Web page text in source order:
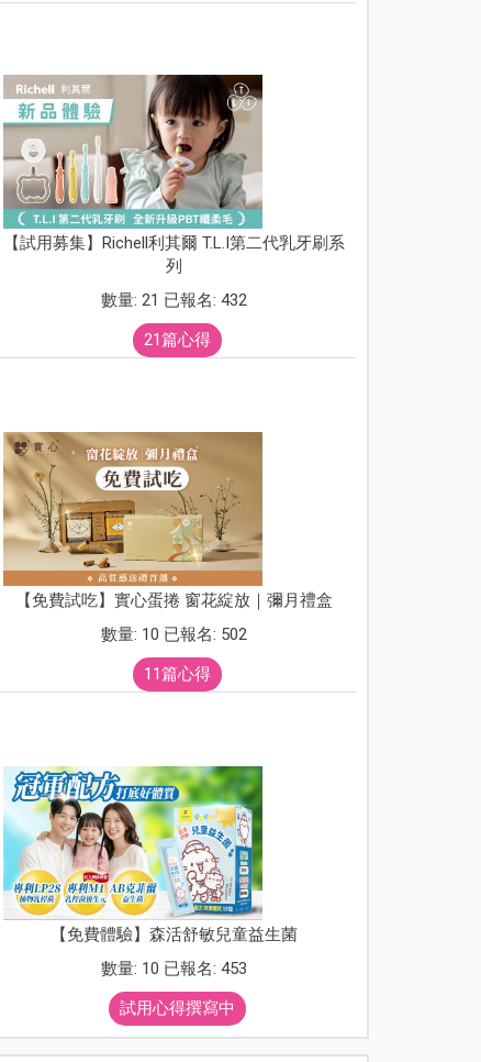
【試用募集】Richell利其爾 T.L.I第二代乳牙刷系
列
數量: 21 已報名: 432
21篇心得
【免費試吃】實心蛋捲 窗花綻放｜彌月禮盒
數量: 10 已報名: 502
11篇心得
【免費體驗】森活舒敏兒童益生菌
數量: 10 已報名: 453
試用心得撰寫中